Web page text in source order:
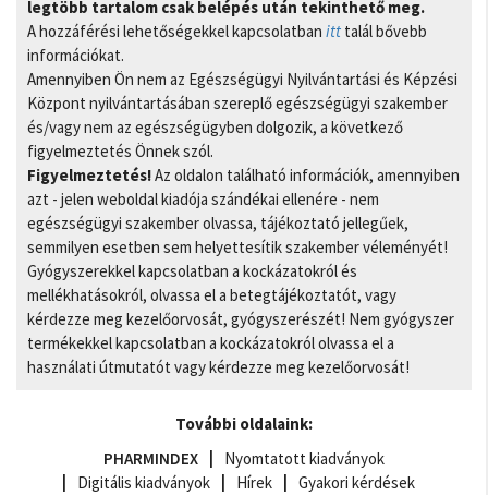
legtöbb tartalom csak belépés után tekinthető meg.
A hozzáférési lehetőségekkel kapcsolatban itt talál bővebb
információkat.
Amennyiben Ön nem az Egészségügyi Nyilvántartási és Képzési
Központ nyilvántartásában szereplő egészségügyi szakember
és/vagy nem az egészségügyben dolgozik, a következő
figyelmeztetés Önnek szól.
Figyelmeztetés!Az oldalon található információk, amennyiben
azt - jelen weboldal kiadója szándékai ellenére - nem
egészségügyi szakember olvassa, tájékoztató jellegűek,
semmilyen esetben sem helyettesítik szakember véleményét!
Gyógyszerekkel kapcsolatban a kockázatokról és
mellékhatásokról, olvassa el a betegtájékoztatót, vagy
kérdezze meg kezelőorvosát, gyógyszerészét! Nem gyógyszer
termékekkel kapcsolatban a kockázatokról olvassa el a
használati útmutatót vagy kérdezze meg kezelőorvosát!
További oldalaink:
PHARMINDEX
Nyomtatott kiadványok
Digitális kiadványok
Hírek Gyakori kérdések